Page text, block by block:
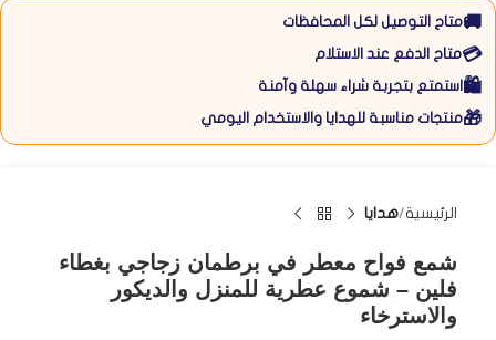
🚚متاح التوصيل لكل المحافظات
💳متاح الدفع عند الاستلام
🛍️ استمتع بتجربة شراء سهلة وآمنة
🎁منتجات مناسبة للهدايا والاستخدام اليومي
الرئيسية هدايا
شمع فواح معطر في برطمان زجاجي بغطاء
فلين – شموع عطرية للمنزل والديكور
والاسترخاء